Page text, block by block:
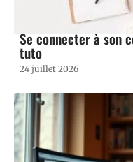
Se connecter à son
tuto
24 juillet 2026